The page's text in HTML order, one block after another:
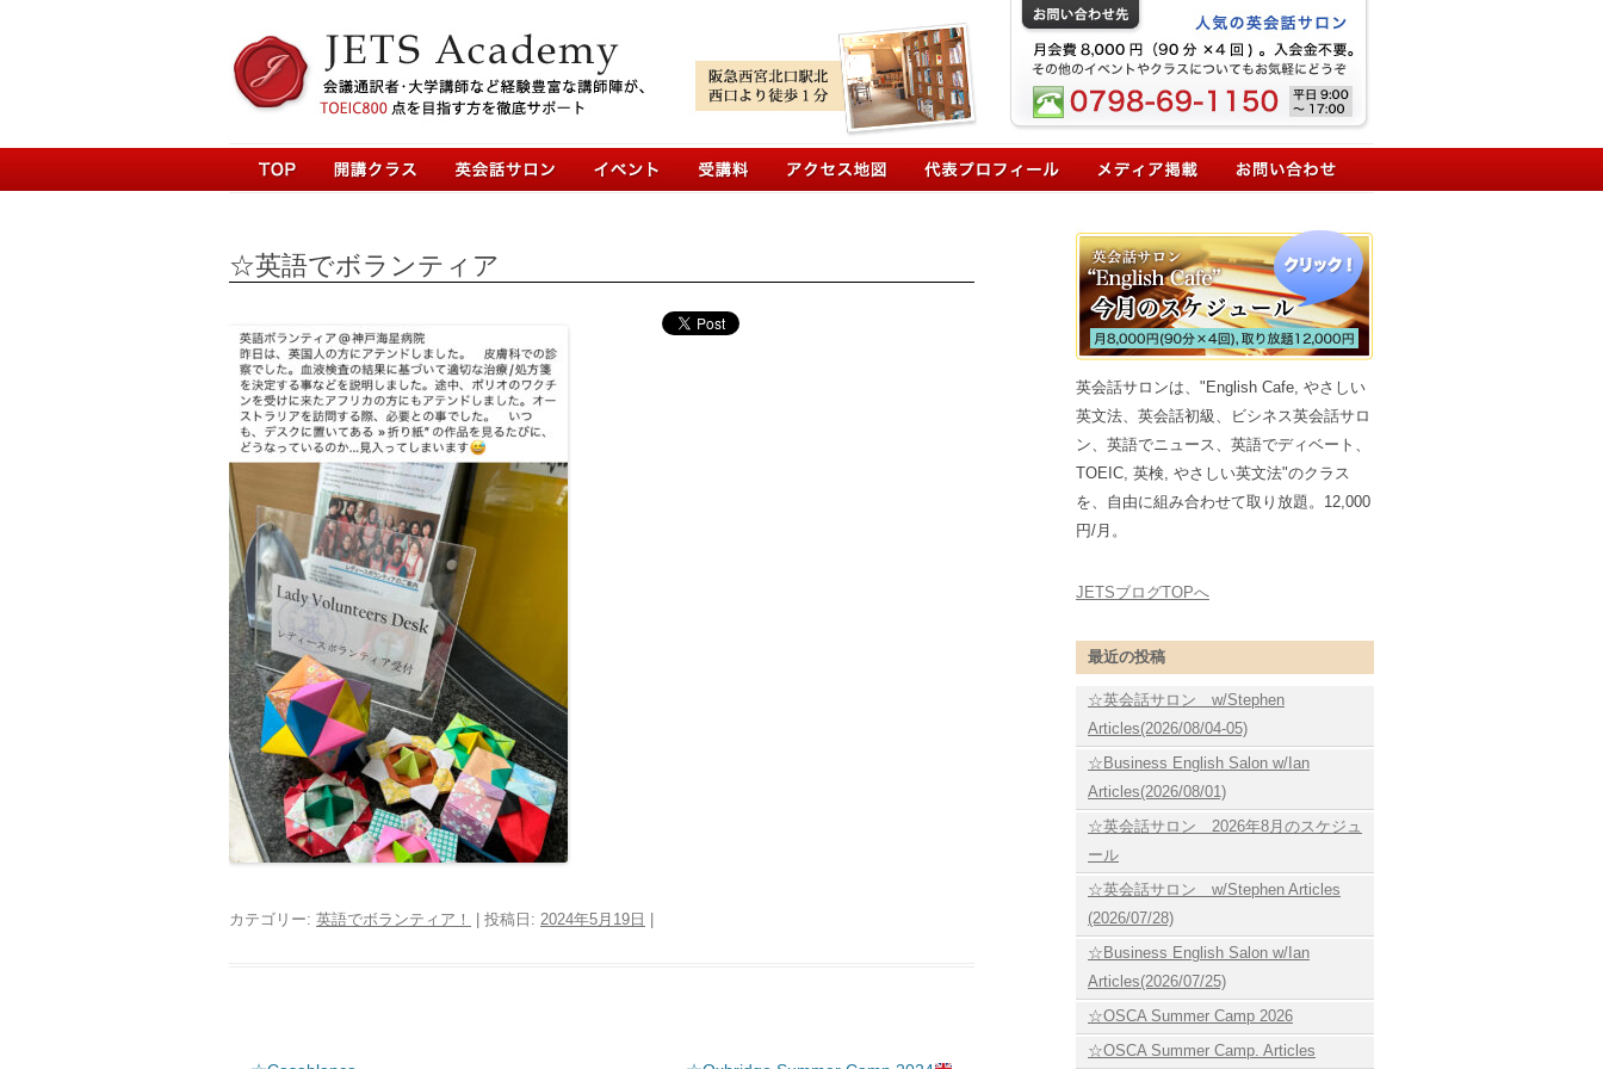
コンテンツへ移動
☆英語でボランティア
カテゴリー: 英語でボランティア！ | 投稿日: 2024年5月19日
英会話サロンは、"English Cafe, やさしい
英文法、英会話初級、ビシネス英会話サロ
ン、英語でニュース、英語でディベート、
TOEIC, 英検, やさしい英文法"のクラス
を、自由に組み合わせて取り放題。12,000
円/月。
JETSブログTOPへ
最近の投稿
☆英会話サロン w/Stephen
Articles(2026/08/04-05)
☆Business English Salon w/Ian
Articles(2026/08/01)
☆英会話サロン 2026年8月のスケジュ
ール
☆英会話サロン w/Stephen Articles
(2026/07/28)
☆Business English Salon w/Ian
Articles(2026/07/25)
☆OSCA Summer Camp 2026
☆OSCA Summer Camp. Articles